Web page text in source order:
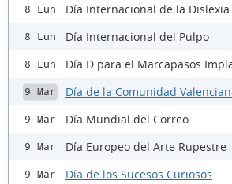
8 Lun Día Internacional de la Dislexia
8 Lun Día Internacional del Pulpo
8 Lun Día D para el Marcapasos
9 Mar Día de la Comunidad
9 Mar Día Mundial del Correo
9 Mar Día Europeo del Arte Rupestre
9 Mar Día de los Sucesos Curiosos